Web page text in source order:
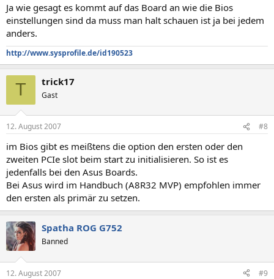
Ja wie gesagt es kommt auf das Board an wie die Bios
einstellungen sind da muss man halt schauen ist ja bei jedem
anders.
http://www.sysprofile.de/id190523
T trick17
Gast
12. August 2007 #8
im Bios gibt es meißtens die option den ersten oder den
zweiten PCIe slot beim start zu initialisieren. So ist es
jedenfalls bei den Asus Boards.
Bei Asus wird im Handbuch (A8R32 MVP) empfohlen immer
den ersten als primär zu setzen.
Spatha ROG G752
Banned
12. August 2007 #9